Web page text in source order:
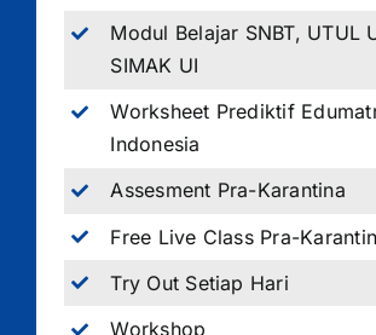
Modul Belajar SNBT, UTUL
SIMAK UI
Worksheet Prediktif
Indonesia
Assesment Pra-Karantina
Free Live Class Pra-
Try Out Setiap Hari
Workshop